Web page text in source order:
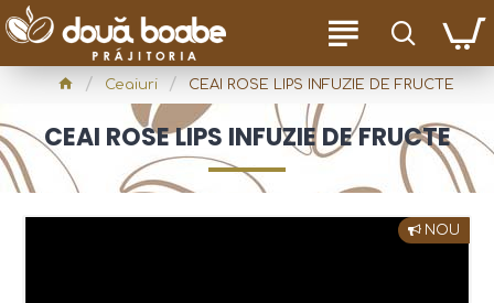
Ceaiuri CEAI ROSE LIPS INFUZIE DE FRUCTE
CEAI ROSE LIPS INFUZIE DE FRUCTE
NOU